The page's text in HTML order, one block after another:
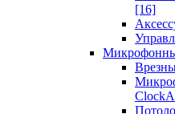
[16]